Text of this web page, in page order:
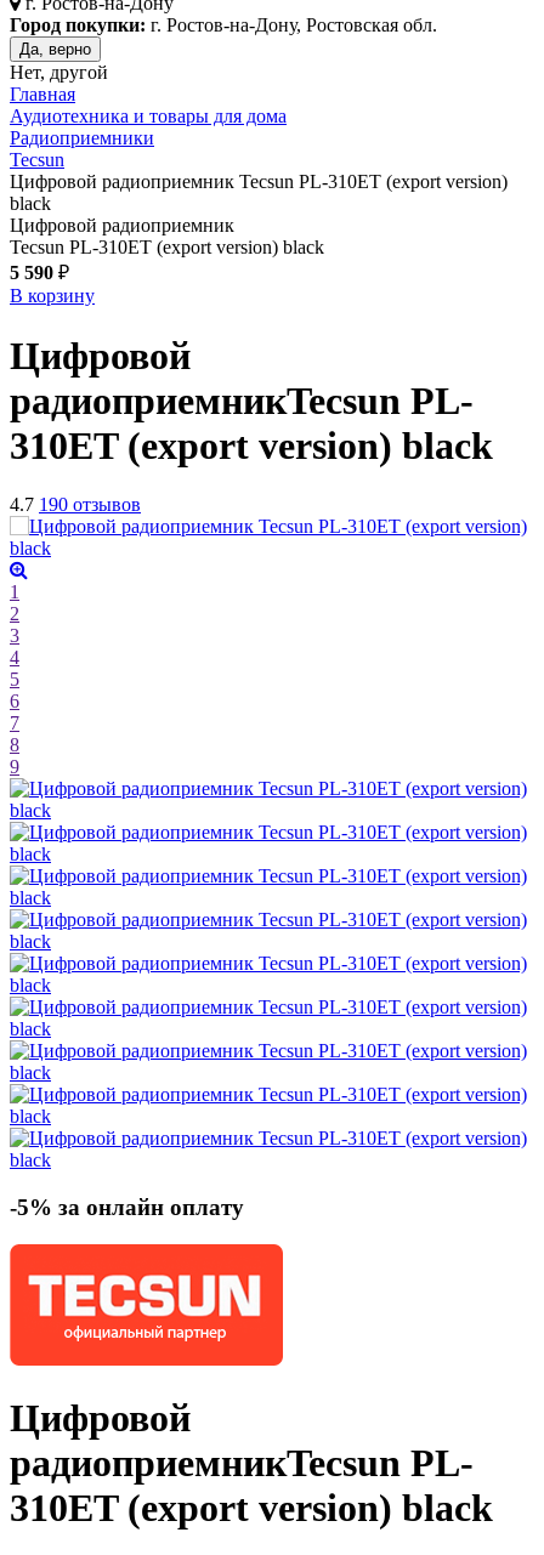
Город покупки: г. Ростов-на-Дону, Ростовская обл.
Да, верно
Нет, другой
Главная
Аудиотехника и товары для дома
Радиоприемники
Tecsun
Цифровой радиоприемник Tecsun PL-310ET (export version)
black
Цифровой радиоприемник
Tecsun PL-310ET (export version) black
5 590 ₽
В корзину
Цифровой
радиоприемникTecsun PL-
310ET (export version) black
4.7 190 отзывов
1
2
3
4
5
6
7
8
9
-5% за онлайн оплату
Цифровой
радиоприемникTecsun PL-
310ET (export version) black